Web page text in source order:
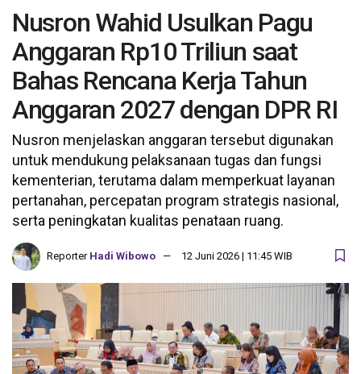
Nusron Wahid Usulkan Pagu
Anggaran Rp10 Triliun saat
Bahas Rencana Kerja Tahun
Anggaran 2027 dengan DPR RI
Nusron menjelaskan anggaran tersebut digunakan
untuk mendukung pelaksanaan tugas dan fungsi
kementerian, terutama dalam memperkuat layanan
pertanahan, percepatan program strategis nasional,
serta peningkatan kualitas penataan ruang.
Reporter Hadi Wibowo 12 Juni 2026 | 11:45 WIB